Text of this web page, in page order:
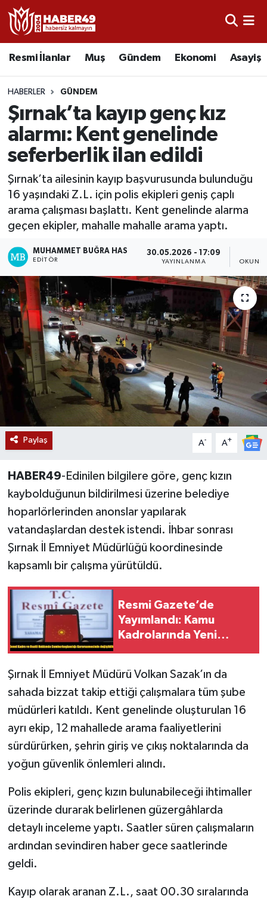
Resmi İlanlar Muş Gündem Ekonomi Asayiş
HABERLER GÜNDEM
Şırnak’ta kayıp genç kız
alarmı: Kent genelinde
seferberlik ilan edildi
Şırnak’ta ailesinin kayıp başvurusunda bulunduğu
16 yaşındaki Z.L. için polis ekipleri geniş çaplı
arama çalışması başlattı. Kent genelinde alarma
geçen ekipler, mahalle mahalle arama yaptı.
MUHAMMET BUĞRA HAS
EDITÖR
30.05.2026 - 17:09
YAYINLANMA
Paylaş A- A+
HABER49-Edinilen bilgilere göre, genç kızın
kaybolduğunun bildirilmesi üzerine belediye
hoparlörlerinden anonslar yapılarak
vatandaşlardan destek istendi. İhbar sonrası
Şırnak İl Emniyet Müdürlüğü koordinesinde
kapsamlı bir çalışma yürütüldü.
Resmi Gazete’de
Yayımlandı: Kamu
Kadrolarında Yeni
Şırnak İl Emniyet Müdürü Volkan Sazak’ın da
sahada bizzat takip ettiği çalışmalara tüm şube
müdürleri katıldı. Kent genelinde oluşturulan 16
ayrı ekip, 12 mahallede arama faaliyetlerini
sürdürürken, şehrin giriş ve çıkış noktalarında da
yoğun güvenlik önlemleri alındı.
Polis ekipleri, genç kızın bulunabileceği ihtimaller
üzerinde durarak belirlenen güzergâhlarda
detaylı inceleme yaptı. Saatler süren çalışmaların
ardından sevindiren haber gece saatlerinde
geldi.
Kayıp olarak aranan Z.L., saat 00.30 sıralarında
Resmi İlanlar
Asayiş
Bölge
Eğitim
Sağlık
Gündem
Spor
Siyaset
Teknoloji
Kültür Sanat
Muş
Hasköy
Korkut
Bulanık
Malazgirt
Varto
Uşak Nöbetçi Eczaneler
Uşak Hava Durumu
Uşak Namaz Vakitleri
Uşak Trafik Yoğunluk Haritası
Tüm Manşetler
Son Dakika Haberleri
Haber Arşivi